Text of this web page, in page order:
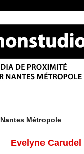
Nantes Métropole
Evelyne